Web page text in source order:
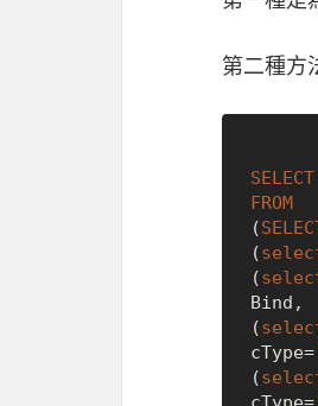
第二種方
SELECT
FROM
(
(
(
Bind,
(
cType=
(